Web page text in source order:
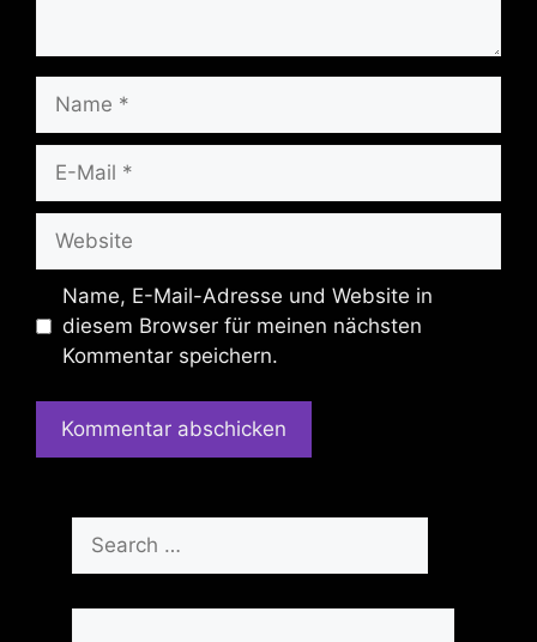
Mail
Name, E-Mail-Adresse und Website in
diesem Browser für meinen nächsten
Kommentar speichern.